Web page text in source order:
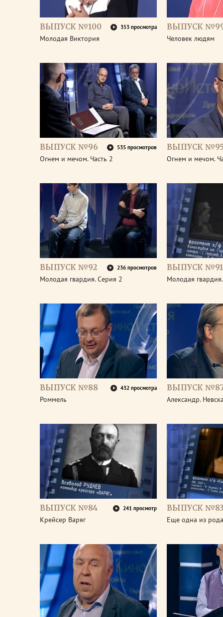
ВЫПУСК №100 353 просмотра
Молодая Виктория
ВЫПУСК
Человек людям
ВЫПУСК №96 535 просмотров
Огнем и мечом. Часть 2
ВЫПУСК
Огнем и мечом.
ВЫПУСК №92 236 просмотров
Молодая гвардия. Серия 2
ВЫПУСК №91
Молодая
ВЫПУСК №88 432 просмотра
Роммель
ВЫПУСК
Александр.
ВЫПУСК №84 241 просмотр
Крейсер Варяг
ВЫПУСК
Еще одна из